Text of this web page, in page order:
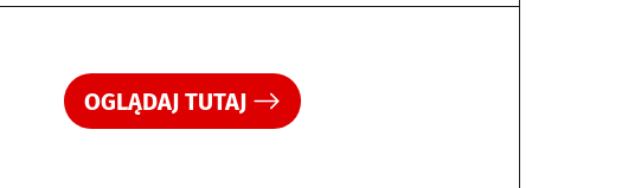
OGLĄDAJ TUTAJ